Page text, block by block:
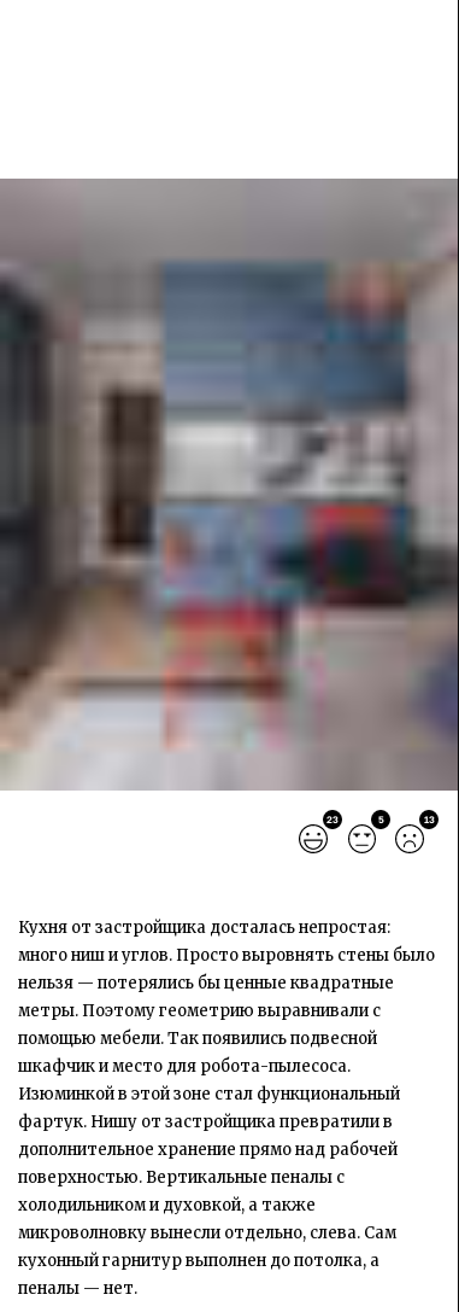
23 5 13
Кухня от застройщика досталась непростая:
много ниш и углов. Просто выровнять стены было
нельзя — потерялись бы ценные квадратные
метры. Поэтому геометрию выравнивали с
помощью мебели. Так появились подвесной
шкафчик и место для робота-пылесоса.
Изюминкой в этой зоне стал функциональный
фартук. Нишу от застройщика превратили в
дополнительное хранение прямо над рабочей
поверхностью. Вертикальные пеналы с
холодильником и духовкой, а также
микроволновку вынесли отдельно, слева. Сам
кухонный гарнитур выполнен до потолка, а
пеналы — нет.